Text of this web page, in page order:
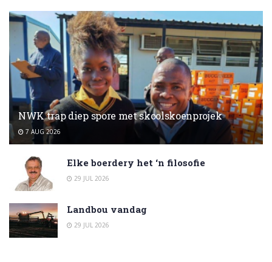
NWK trap diep spore met skoolskoenprojek
7 AUG 2026
Elke boerdery het ‘n filosofie
29 JUL 2026
Landbou vandag
29 JUL 2026